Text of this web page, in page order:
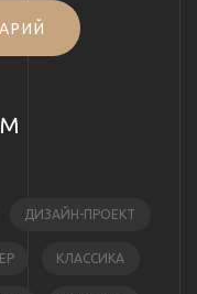
ДИЗАЙН-ПРОЕКТ
КЛАССИКА